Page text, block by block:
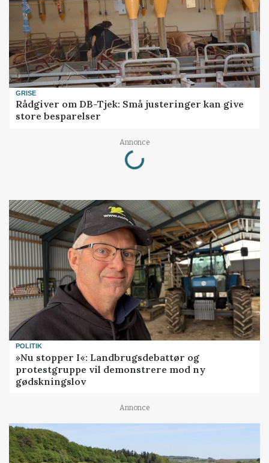
GRISE
Rådgiver om DB-Tjek: Små justeringer kan give
store besparelser
Annonce
Loading...
POLITIK
»Nu stopper I«: Landbrugsdebattør og
protestgruppe vil demonstrere mod ny
gødskningslov
Annonce